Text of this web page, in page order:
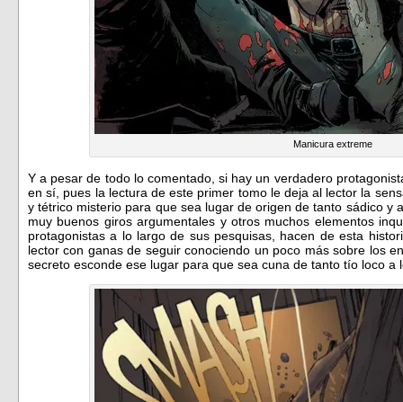
Manicura extreme
Y a pesar de todo lo comentado, si hay un verdadero
en sí, pues la lectura de este primer tomo le deja al lector la
y tétrico misterio para que sea lugar de origen de tanto sádico y
muy buenos giros argumentales y otros muchos elementos
protagonistas a lo largo de sus pesquisas, hacen de esta
lector con ganas de seguir conociendo un poco más sobre los
secreto esconde ese lugar para que sea cuna de tanto tío loco a